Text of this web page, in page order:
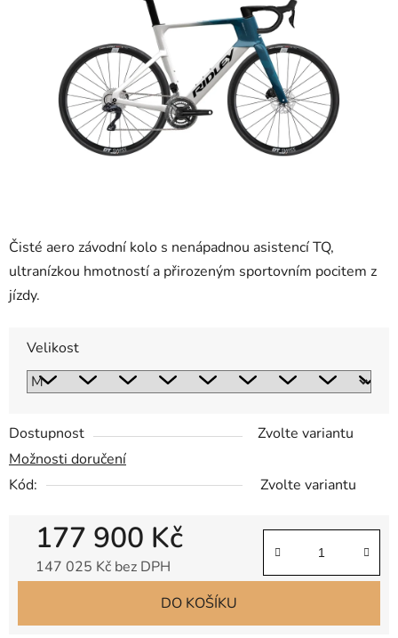
Čisté aero závodní kolo s nenápadnou asistencí TQ,
ultranízkou hmotností a přirozeným sportovním pocitem z
jízdy.
Velikost
Dostupnost
Zvolte variantu
Možnosti doručení
Kód:
Zvolte variantu
177 900 Kč
147 025 Kč bez DPH
DO KOŠÍKU